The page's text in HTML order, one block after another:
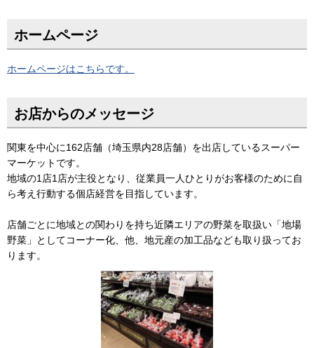
ホームページ
ホームページはこちらです。
お店からのメッセージ
関東を中心に162店舗（埼玉県内28店舗）を出店しているスーパー
マーケットです。
地域の1店1店が主役となり、従業員一人ひとりがお客様のために自
ら考え行動する個店経営を目指しています。
店舗ごとに地域との関わりを持ち近隣エリアの野菜を取扱い「地場
野菜」としてコーナー化、他、地元産の加工品なども取り扱ってお
ります。